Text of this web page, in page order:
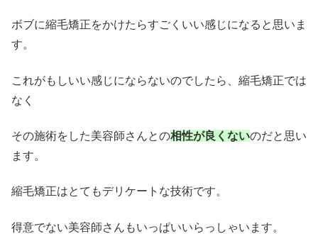
ボブに縮毛矯正をかけたらすごくいい感じになると思いま
す。
これがもしいい感じにならないのでしたら、縮毛矯正では
なく
その施術をした美容師さんとの相性が良くないのだと思い
ます。
縮毛矯正はとてもデリケートな技術です。
得意でない美容師さんもいっぱいいらっしゃいます。